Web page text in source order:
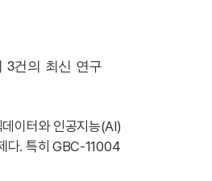
3건의 최신 연구
이터와 인공지능(AI)
다. 특히 GBC-11004